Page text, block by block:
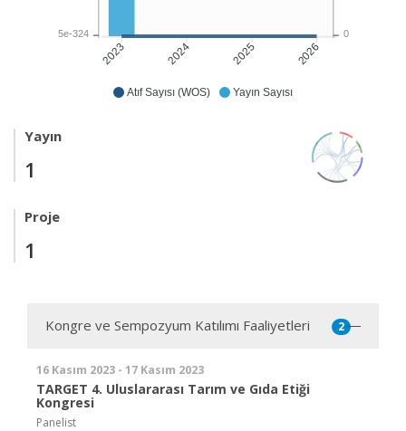
Atıf Sayısı (WOS) Yayın Sayısı
2023 2024 2025 2026
0
5e-324
Yayın
1
Proje
1
Kongre ve Sempozyum Katılımı Faaliyetleri 2
16 Kasım 2023 - 17 Kasım 2023
TARGET 4. Uluslararası Tarım ve Gıda Etiği
Kongresi
Panelist